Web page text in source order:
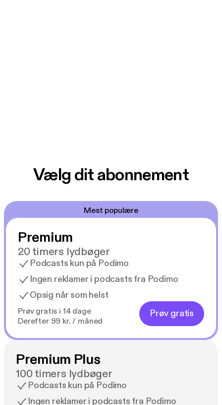
Vælg dit abonnement
Mest populære
Premium
20 timers lydbøger
Podcasts kun på Podimo
Ingen reklamer i podcasts fra Podimo
Opsig når som helst
Prøv gratis i 14 dage
Derefter 99 kr. / måned
Prøv gratis
Premium Plus
100 timers lydbøger
Podcasts kun på Podimo
Ingen reklamer i podcasts fra Podimo